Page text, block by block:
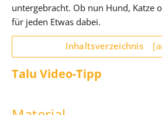
untergebracht. Ob nun Hund, Katze
für jeden Etwas dabei.
Inhaltsverzeichnis
Talu Video-Tipp